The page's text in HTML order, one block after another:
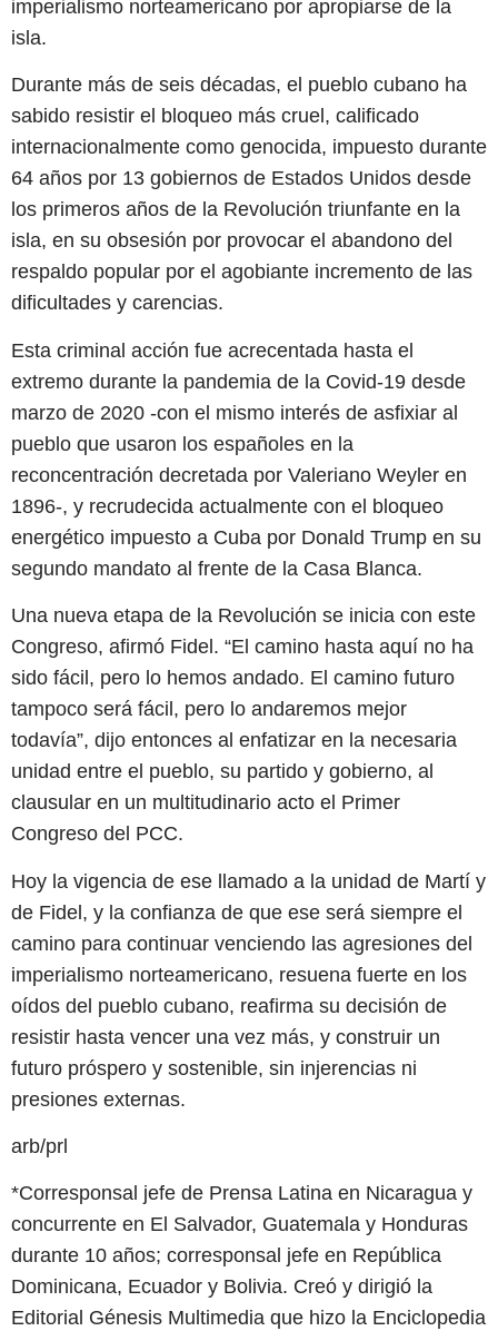
imperialismo norteamericano por apropiarse de la
isla.
Durante más de seis décadas, el pueblo cubano ha
sabido resistir el bloqueo más cruel, calificado
internacionalmente como genocida, impuesto durante
64 años por 13 gobiernos de Estados Unidos desde
los primeros años de la Revolución triunfante en la
isla, en su obsesión por provocar el abandono del
respaldo popular por el agobiante incremento de las
dificultades y carencias.
Esta criminal acción fue acrecentada hasta el
extremo durante la pandemia de la Covid-19 desde
marzo de 2020 -con el mismo interés de asfixiar al
pueblo que usaron los españoles en la
reconcentración decretada por Valeriano Weyler en
1896-, y recrudecida actualmente con el bloqueo
energético impuesto a Cuba por Donald Trump en su
segundo mandato al frente de la Casa Blanca.
Una nueva etapa de la Revolución se inicia con este
Congreso, afirmó Fidel. “El camino hasta aquí no ha
sido fácil, pero lo hemos andado. El camino futuro
tampoco será fácil, pero lo andaremos mejor
todavía”, dijo entonces al enfatizar en la necesaria
unidad entre el pueblo, su partido y gobierno, al
clausular en un multitudinario acto el Primer
Congreso del PCC.
Hoy la vigencia de ese llamado a la unidad de Martí y
de Fidel, y la confianza de que ese será siempre el
camino para continuar venciendo las agresiones del
imperialismo norteamericano, resuena fuerte en los
oídos del pueblo cubano, reafirma su decisión de
resistir hasta vencer una vez más, y construir un
futuro próspero y sostenible, sin injerencias ni
presiones externas.
arb/prl
*Corresponsal jefe de Prensa Latina en Nicaragua y
concurrente en El Salvador, Guatemala y Honduras
durante 10 años; corresponsal jefe en República
Dominicana, Ecuador y Bolivia. Creó y dirigió la
Editorial Génesis Multimedia que hizo la Enciclopedia